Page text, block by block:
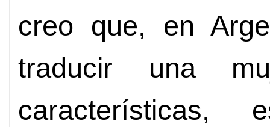
creo que, en
traducir una
características,